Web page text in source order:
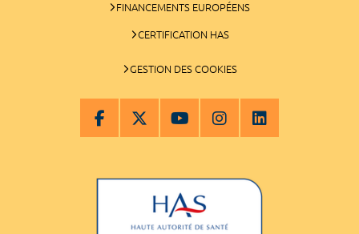
FINANCEMENTS EUROPÉENS
CERTIFICATION HAS
GESTION DES COOKIES